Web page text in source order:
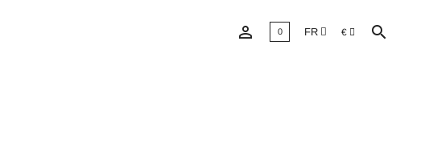
 0 FR € 